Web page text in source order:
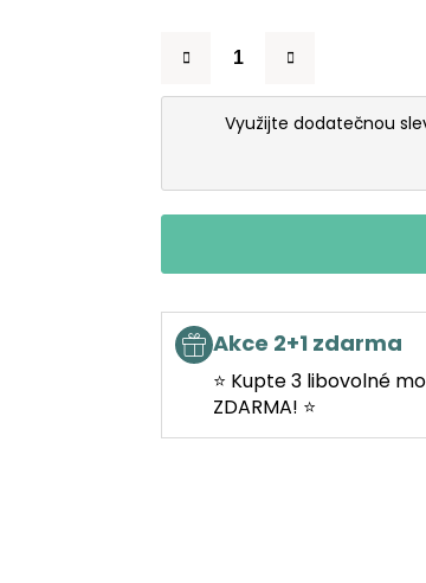
Využijte dodatečnou
Akce 2+1 zdarma
⭐ Kupte 3 libovolné
ZDARMA! ⭐